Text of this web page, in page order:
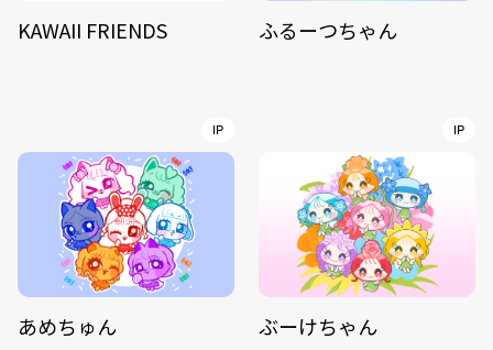
KAWAII FRIENDS ふるーつちゃん
IP
あめちゅん
IP
ぶーけちゃん